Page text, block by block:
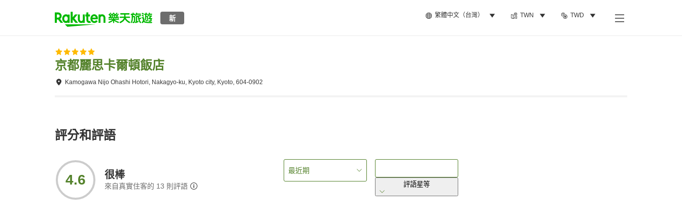
新 繁體中文（台灣） TWN TWD
京都麗思卡爾頓飯店
Kamogawa Nijo Ohashi Hotori, Nakagyo-ku, Kyoto city, Kyoto, 604-0902
評分和評語
4.6 很棒
來自真實住客的 13 則評語
最近期
評語星等